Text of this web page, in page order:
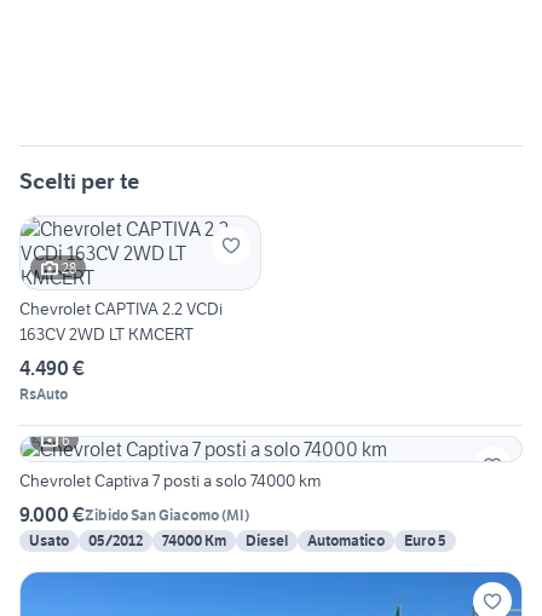
Scelti per te
28
Chevrolet CAPTIVA 2.2 VCDi
163CV 2WD LT KMCERT
4.490 €
RsAuto
6
Chevrolet Captiva 7 posti a solo 74000 km
9.000 €Zibido San Giacomo(MI)
Usato
05/2012 74000 Km Diesel Automatico Euro 5